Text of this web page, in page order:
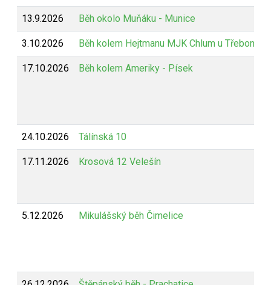
13.9.2026 Běh okolo Muňáku - Munice
3.10.2026 Běh kolem Hejtmanu MJK Chlum u Třeboně
17.10.2026 Běh kolem Ameriky - Písek
24.10.2026 Tálínská 10
17.11.2026 Krosová 12 Velešín
5.12.2026 Mikulášský běh Čimelice